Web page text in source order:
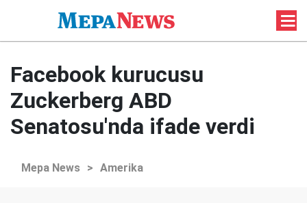
Facebook kurucusu
Zuckerberg ABD
Senatosu'nda ifade verdi
Mepa News > Amerika